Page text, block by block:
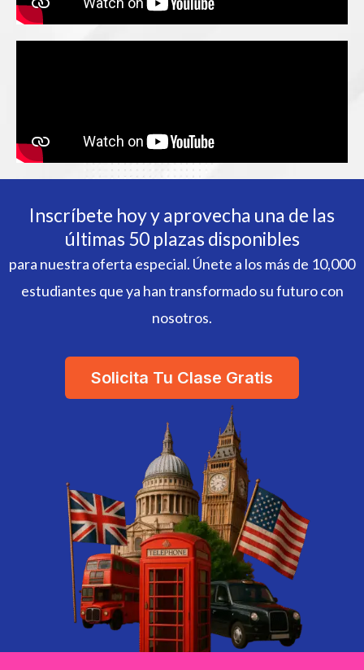
Inscríbete hoy y aprovecha una de las
últimas 50 plazas disponibles
para nuestra oferta especial. Únete a los más de 10,000
estudiantes que ya han transformado su futuro con
nosotros.
Solicita Tu Clase Gratis